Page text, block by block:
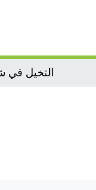
التخيل في